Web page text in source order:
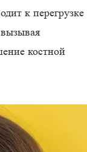
к перегрузке
костной